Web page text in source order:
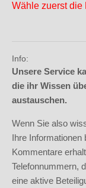
Wähle zuerst die
Info:
Unsere Service
die ihr Wissen
austauschen.
Wenn Sie also
Ihre Informationen
Kommentare
Telefonnummern,
eine aktive